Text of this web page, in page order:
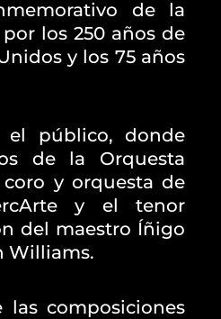
de la
los 250 años de
y los 75 años
el público, donde
de la Orquesta
y orquesta de
y el tenor
del maestro Íñigo
Williams.
composiciones